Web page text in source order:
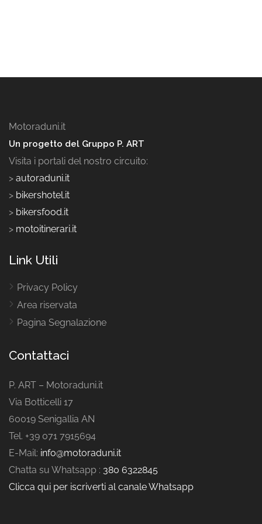
Motoraduni.it
Un progetto del Gruppo P. ART
Visita i portali del nostro circuito:
> autoraduni.it
> bikershotel.it
> bikersfood.it
> motoitinerari.it
Link Utili
Privacy Policy
Area riservata
Pagina Segnalazione
Contattaci
P. ART – Motoraduni.it
Via Botticelli 17
60019 Senigallia AN
Tel. +39 071 7915694
E-Mail: info@motoraduni.it
Chatta su Whatsapp : 380 6322845
Clicca qui per iscriverti al canale Whatsapp